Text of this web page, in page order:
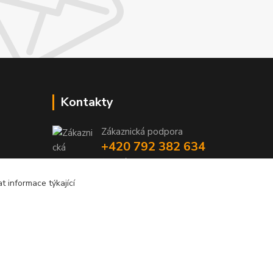
Kontakty
Zákaznická podpora
+420 792 382 634
(Po-Pá, 8-16 hod.)
objednavky@kosmetikaprovlasy.com
informace týkající